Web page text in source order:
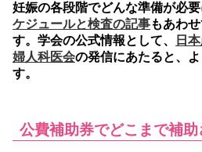
妊娠の各段階でどんな準備が必要
ケジュールと検査の記事もあわ
す。学会の公式情報として、
日
婦人科医会の発信にあたると、
す。
公費補助券でどこまで補